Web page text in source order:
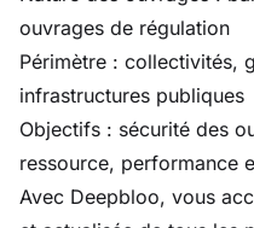
ouvrages de régulation
Périmètre : collectivités,
infrastructures publiques
Objectifs : sécurité des
ressource, performance
Avec Deepbloo, vous